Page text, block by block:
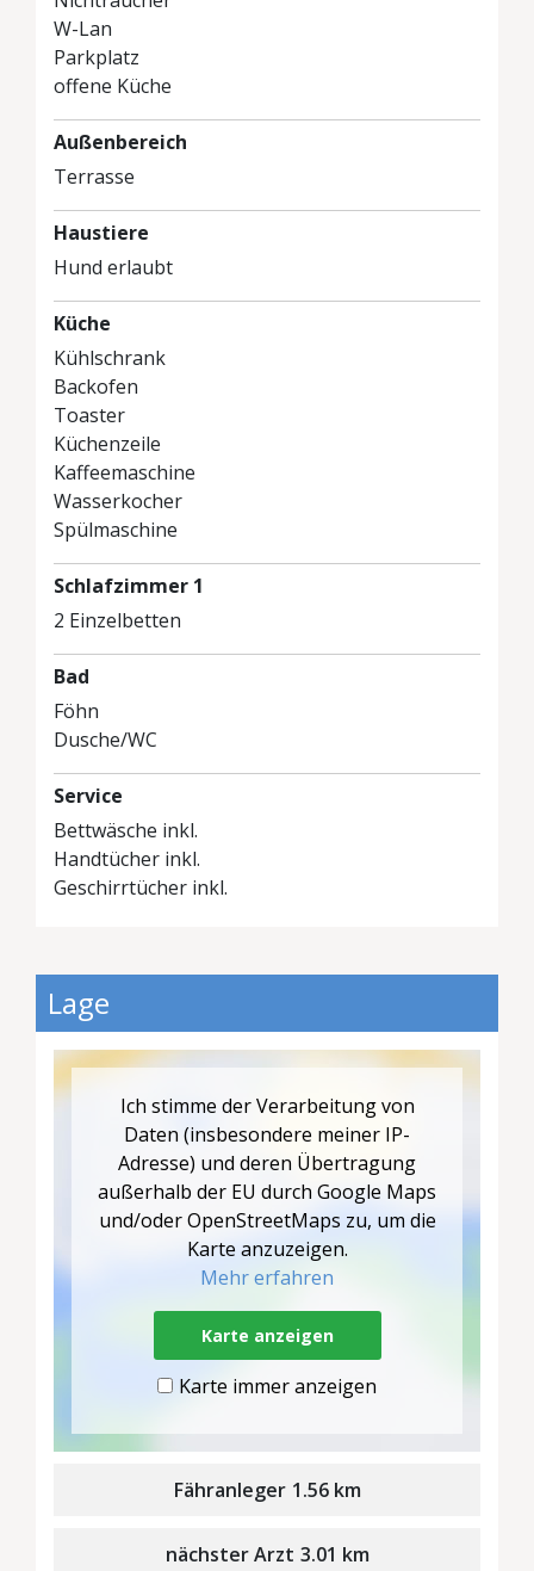
W-Lan
Parkplatz
offene Küche
Außenbereich
Terrasse
Haustiere
Hund erlaubt
Küche
Kühlschrank
Backofen
Toaster
Küchenzeile
Kaffeemaschine
Wasserkocher
Spülmaschine
Schlafzimmer 1
2 Einzelbetten
Bad
Föhn
Dusche/WC
Service
Bettwäsche inkl.
Handtücher inkl.
Geschirrtücher inkl.
Lage
Ich stimme der Verarbeitung von
Daten (insbesondere meiner IP-
Adresse) und deren Übertragung
außerhalb der EU durch Google Maps
und/oder OpenStreetMaps zu, um die
Karte anzuzeigen.
Mehr erfahren
Karte anzeigen
Karte immer anzeigen
Fähranleger 1.56 km
nächster Arzt 3.01 km